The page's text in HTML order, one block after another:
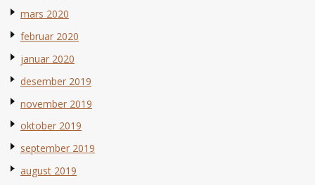
mars 2020
februar 2020
januar 2020
desember 2019
november 2019
oktober 2019
september 2019
august 2019